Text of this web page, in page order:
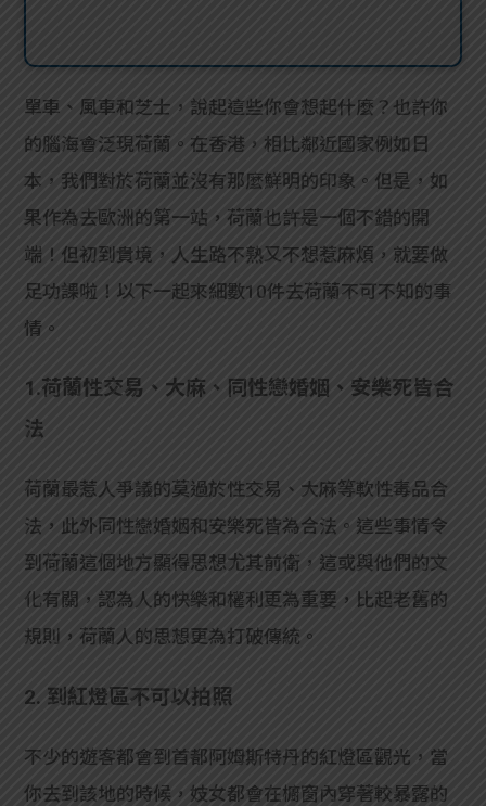
單車、風車和芝士，說起這些你會想起什麼？也許你
的腦海會泛現荷蘭。在香港，相比鄰近國家例如日
本，我們對於荷蘭並沒有那麼鮮明的印象。但是，如
果作為去歐洲的第一站，荷蘭也許是一個不錯的開
端！但初到貴境，人生路不熟又不想惹麻煩，就要做
足功課啦！以下一起來細數10件去荷蘭不可不知的事
情。
1.荷蘭性交易、大麻、同性戀婚姻、安樂死皆合
法
荷蘭最惹人爭議的莫過於性交易、大麻等軟性毒品合
法，此外同性戀婚姻和安樂死皆為合法。這些事情令
到荷蘭這個地方顯得思想尤其前衛，這或與他們的文
化有關，認為人的快樂和權利更為重要，比起老舊的
規則，荷蘭人的思想更為打破傳統。
2. 到紅燈區不可以拍照
不少的遊客都會到首都阿姆斯特丹的紅燈區觀光，當
你去到該地的時候，妓女都會在櫥窗內穿著較暴露的